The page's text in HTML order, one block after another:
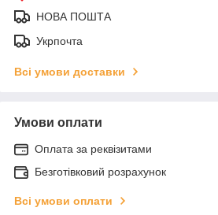
НОВА ПОШТА
Укрпочта
Всі умови доставки
Умови оплати
Оплата за реквізитами
Безготівковий розрахунок
Всі умови оплати